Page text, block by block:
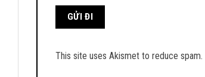
This site uses Akismet to reduce spam.